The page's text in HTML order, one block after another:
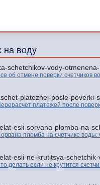
на воду
об отмене поверки счетчиков
платежей после
пломба на счетчике воды:
делать если не крутится